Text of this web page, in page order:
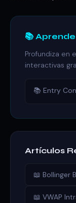
📚
Profundiza en
interactivas
📚 Entry
Artículos
📖 Bollinger
📖 VWAP